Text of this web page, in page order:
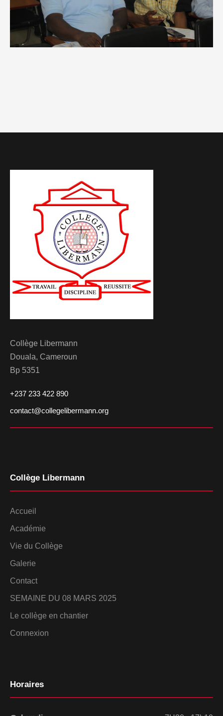
Collège Libermann
Douala, Cameroun
Bp 5351
+237 233 422 890
contact@collegelibermann.org
Collège Libermann
Accueil
Académie
Vie du Collège
Galerie
Contact
SEMAINE DU 08 MARS 2025
Le collège en chantier
Connexion
Horaires